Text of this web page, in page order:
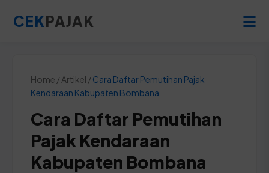
CEKPAJAK
Home / Artikel /Cara Daftar Pemutihan Pajak
Kendaraan Kabupaten Bombana
Cara Daftar Pemutihan
Pajak Kendaraan
Kabupaten Bombana